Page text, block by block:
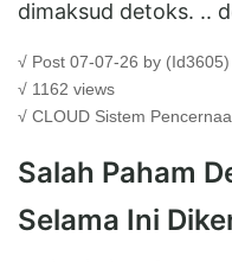
dimaksud detoks. ..
√ Post 07-07-26 by (Id3605)
√ 1162 views
√ CLOUD Sistem
Salah Paham
Selama Ini